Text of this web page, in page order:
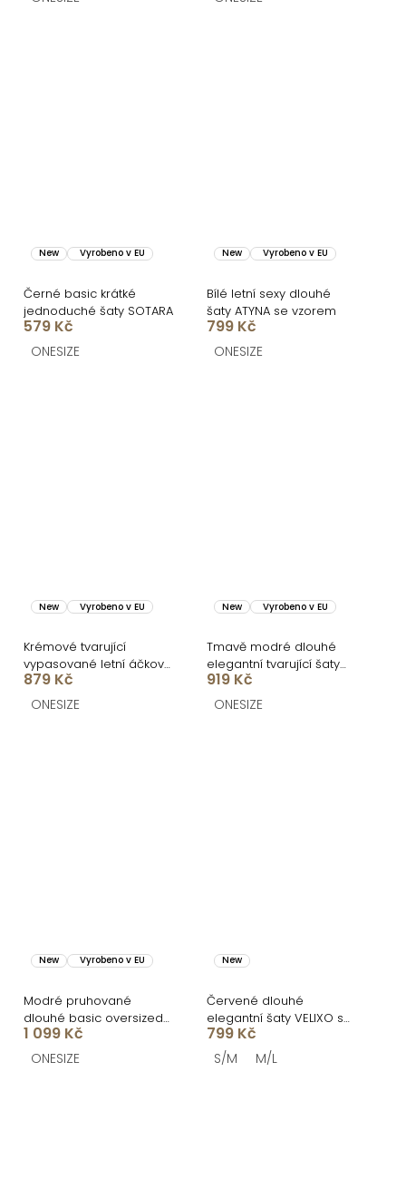
New Vyrobeno v EU
Černé basic krátké
jednoduché šaty SOTARA
579 Kč
ONESIZE
New Vyrobeno v EU
Bílé letní sexy dlouhé
šaty ATYNA se vzorem
799 Kč
ONESIZE
New Vyrobeno v EU
Krémové tvarující
vypasované letní áčkové
midi šaty VORTA
879 Kč
ONESIZE
New Vyrobeno v EU
Tmavě modré dlouhé
elegantní tvarující šaty
DOROTA
919 Kč
ONESIZE
New Vyrobeno v EU
Modré pruhované
dlouhé basic oversized
bavlněné košilové šaty
FLARETA
1 099 Kč
ONESIZE
New
Červené dlouhé
elegantní šaty VELIXO s
výstřihem
799 Kč
S/M M/L